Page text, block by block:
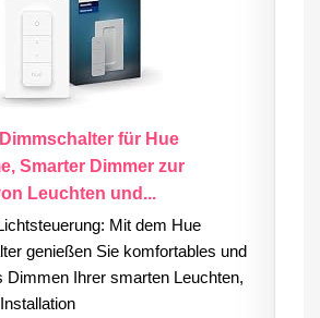
für Hue
Smarter Dimmer zur
Leuchten und...
Mit dem Hue
genießen Sie komfortables und
Dimmen Ihrer smarten Leuchten,